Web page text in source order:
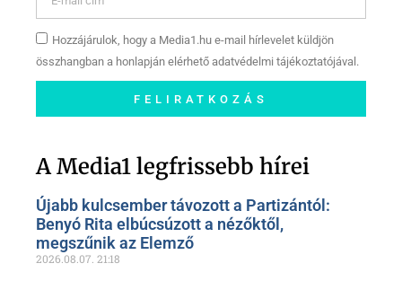
Hozzájárulok, hogy a Media1.hu e-mail hírlevelet küldjön
összhangban a honlapján elérhető adatvédelmi tájékoztatójával.
FELIRATKOZÁS
oldalunkon!
A Media1 legfrissebb hírei
Újabb kulcsember távozott a Partizántól:
Benyó Rita elbúcsúzott a nézőktől,
megszűnik az Elemző
2026.08.07. 21:18